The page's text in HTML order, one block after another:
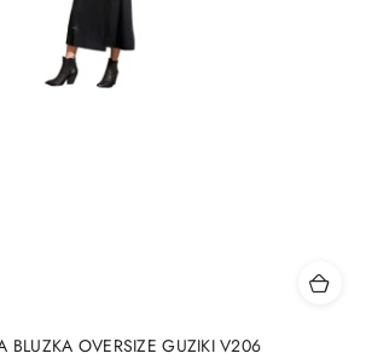
BLUZKA OVERSIZE GUZIKI V206